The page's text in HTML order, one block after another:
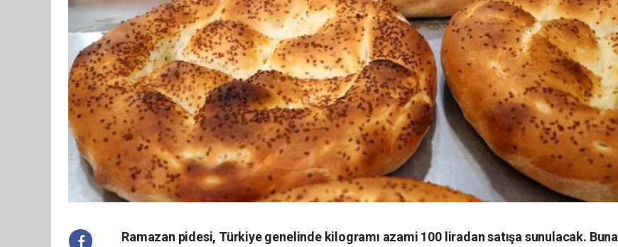
Ramazan pidesi, Türkiye genelinde kilogramı azami 100 liradan satışa sunulacak. Buna